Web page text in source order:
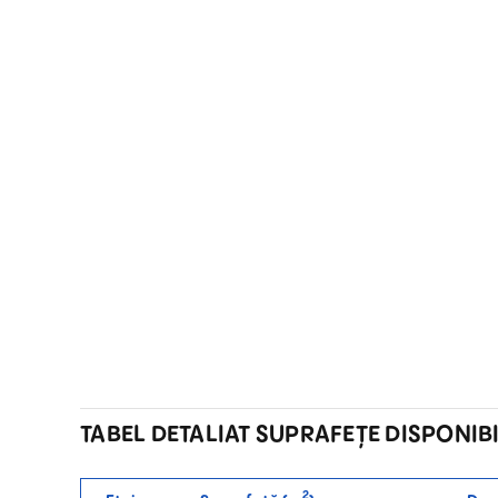
TABEL DETALIAT SUPRAFEȚE